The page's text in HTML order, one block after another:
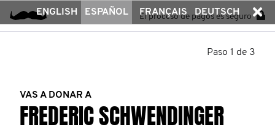
ENGLISH ESPAÑOL FRANÇAIS DEUTSCH
El proceso de pagos es seguro
Paso 1 de 3
VAS A DONAR A
FREDERIC SCHWENDINGER